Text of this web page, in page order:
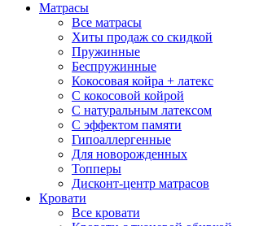
Матрасы
Все матрасы
Хиты продаж со скидкой
Пружинные
Беспружинные
Кокосовая койра + латекс
С кокосовой койрой
С натуральным латексом
С эффектом памяти
Гипоаллергенные
Для новорожденных
Топперы
Дисконт-центр матрасов
Кровати
Все кровати